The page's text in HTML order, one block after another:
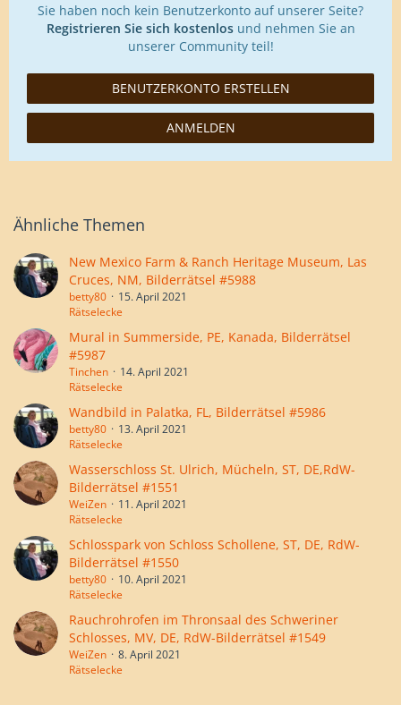
Sie haben noch kein Benutzerkonto auf unserer Seite?
Registrieren Sie sich kostenlosund nehmen Sie an
unserer Community teil!
BENUTZERKONTO ERSTELLEN
ANMELDEN
Ähnliche Themen
New Mexico Farm & Ranch Heritage Museum, Las
Cruces, NM, Bilderrätsel #5988
betty80
15. April 2021
Rätselecke
Mural in Summerside, PE, Kanada, Bilderrätsel
#5987
Tinchen
14. April 2021
Rätselecke
Wandbild in Palatka, FL, Bilderrätsel #5986
betty80
13. April 2021
Rätselecke
Wasserschloss St. Ulrich, Mücheln, ST, DE,RdW-
Bilderrätsel #1551
WeiZen
11. April 2021
Rätselecke
Schlosspark von Schloss Schollene, ST, DE, RdW-
Bilderrätsel #1550
betty80
10. April 2021
Rätselecke
Rauchrohrofen im Thronsaal des Schweriner
Schlosses, MV, DE, RdW-Bilderrätsel #1549
WeiZen
8. April 2021
Rätselecke